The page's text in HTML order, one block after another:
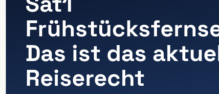
Das ist das
Reiserecht